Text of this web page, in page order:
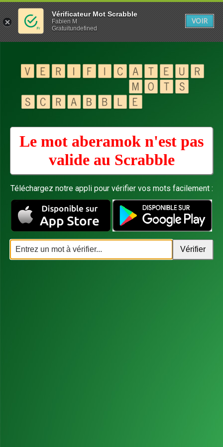
Le mot aberamok n'est pas
valide au Scrabble
Téléchargez notre appli pour vérifier vos mots facilement :
Vérificateur Mot Scrabble
Fabien M
Gratuitundefined
VOIR